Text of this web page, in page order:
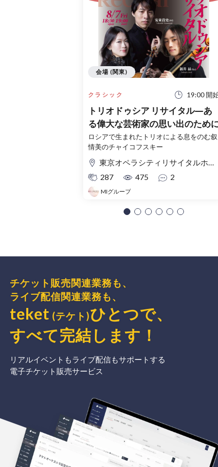
クラシック 19:00 開
トリオドゥシア リサイタル―あ
る偉大な芸術家の思い出のため
ロシアで生まれたトリオによる息をのむ叙
情美のチャイコフスキー
東京オペラシティリサイタルホール
287
475 2
MIグループ
会場 (関東)
チケット販売関連業務も、
ライブ配信関連業務も、
teket (テケト)ひとつで、
すべて完結 します ！
リアルイベントもライブ配信もサポートする
電子チケット販売サービス